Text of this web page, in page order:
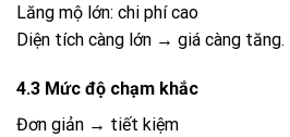
Lăng mộ lớn: chi phí cao
Diện tích càng lớn → giá càng tăng.
4.3 Mức độ chạm khắc
Đơn giản → tiết kiệm